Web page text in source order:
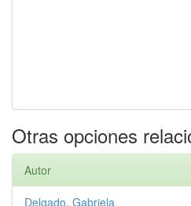
Otras opciones
Autor
Delgado, Gabriela